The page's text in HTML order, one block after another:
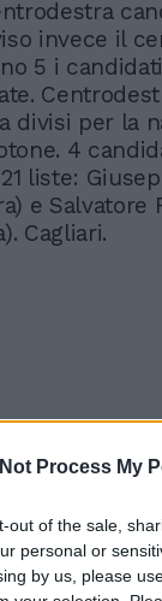
Process My
out of the sale,
personal or
by us, please
invece il
5 i
divisi per la
4
liste:
e Salvatore
Cagliari.